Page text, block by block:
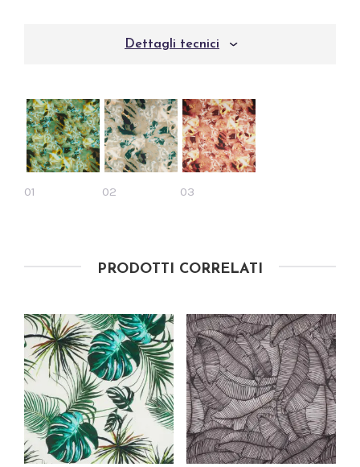
Dettagli tecnici
01 02 03
PRODOTTI CORRELATI